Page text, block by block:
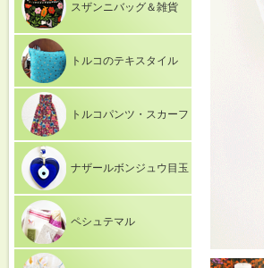
スザンニバッグ＆雑貨
トルコのテキスタイル
トルコパンツ・スカーフ
ナザールボンジュウ目玉
ペシュテマル